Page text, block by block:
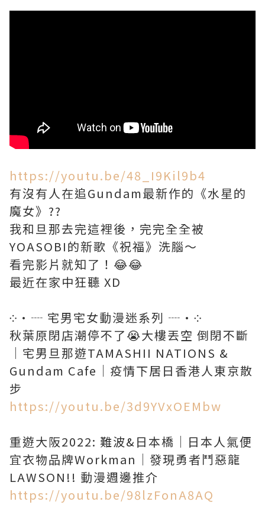
https://youtu.be/48_I9Kil9b4
有沒有人在追Gundam最新作的《水星的
魔女》??
我和旦那去完這裡後，完完全全被
YOASOBI的新歌《祝福》洗腦～
看完影片就知了！😂😂
最近在家中狂聽 XD
༶•┈ 宅男宅女動漫迷系列 ┈•༶
秋葉原閉店潮停不了😭大樓丟空 倒閉不斷
｜宅男旦那遊TAMASHII NATIONS &
Gundam Cafe｜疫情下居日香港人東京散
步
https://youtu.be/3d9YVxOEMbw
重遊大阪2022: 難波&日本橋｜日本人氣便
宜衣物品牌Workman｜發現勇者鬥惡龍
LAWSON!! 動漫週邊推介
https://youtu.be/98lzFonA8AQ